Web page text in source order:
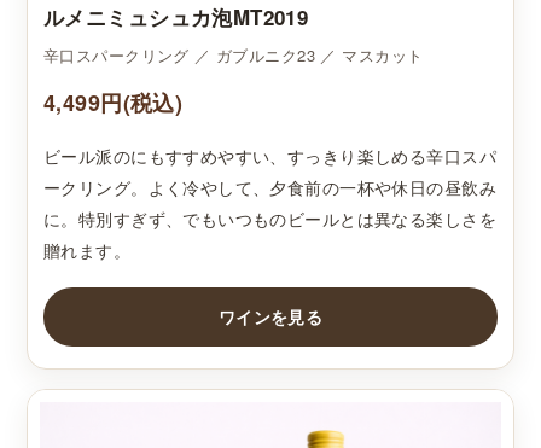
ルメニミュシュカ泡MT2019
辛口スパークリング ／ ガブルニク23 ／ マスカット
4,499円(税込)
ビール派のにもすすめやすい、すっきり楽しめる辛口スパ
ークリング。よく冷やして、夕食前の一杯や休日の昼飲み
に。特別すぎず、でもいつものビールとは異なる楽しさを
贈れます。
ワインを見る